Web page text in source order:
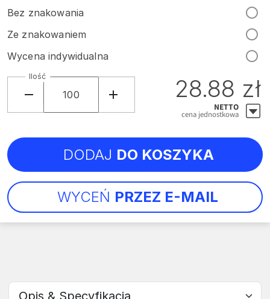
Wybierz sekcję
Bez znakowania
Ze znakowaniem
Wycena indywidualna
Ilość 28.88 zł
NETTO
cena jednostkowa
WYCEŃ PRZEZ E-MAIL
DODAJ DO KOSZYKA